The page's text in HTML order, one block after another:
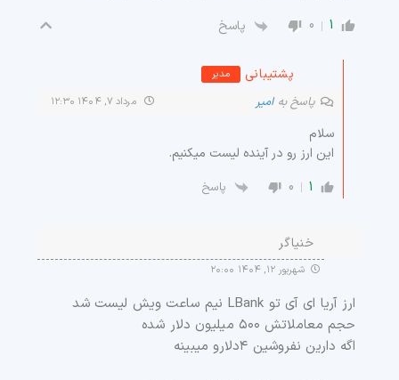
1
0 پاسخ
پشتیبانی مدیر
پاسخ بهامیر مرداد ۷, ۱۴۰۴ ۱۲:۳۰
سلام
این ارز رو در آینده لیست میکنیم.
1
0 پاسخ
خنیاگر
شهریور ۱۲, ۱۴۰۴ ۲۰:۰۰
ارز آریا ای آی تو LBank نیم ساعت ویش لیست شد
حجم معاملاتش ۵۰۰ میلیون دلار شده
اگه دارین نفروشین ۴دلارو میبینه